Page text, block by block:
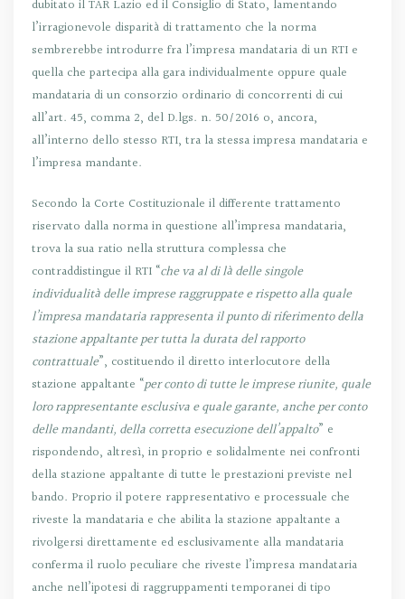
dubitato il TAR Lazio ed il Consiglio di Stato, lamentando
l’irragionevole disparità di trattamento che la norma
sembrerebbe introdurre fra l’impresa mandataria di un RTI e
quella che partecipa alla gara individualmente oppure quale
mandataria di un consorzio ordinario di concorrenti di cui
all’art. 45, comma 2, del D.lgs. n. 50/2016 o, ancora,
all’interno dello stesso RTI, tra la stessa impresa mandataria e
l’impresa mandante.
Secondo la Corte Costituzionale il differente trattamento
riservato dalla norma in questione all’impresa mandataria,
trova la sua ratio nella struttura complessa che
contraddistingue il RTI “che va al di là delle singole
individualità delle imprese raggruppate e rispetto alla quale
l’impresa mandataria rappresenta il punto di riferimento della
stazione appaltante per tutta la durata del rapporto
contrattuale”, costituendo il diretto interlocutore della
stazione appaltante “per conto di tutte le imprese riunite, quale
loro rappresentante esclusiva e quale garante, anche per conto
delle mandanti, della corretta esecuzione dell’appalto” e
rispondendo, altresì, in proprio e solidalmente nei confronti
della stazione appaltante di tutte le prestazioni previste nel
bando. Proprio il potere rappresentativo e processuale che
riveste la mandataria e che abilita la stazione appaltante a
rivolgersi direttamente ed esclusivamente alla mandataria
conferma il ruolo peculiare che riveste l’impresa mandataria
anche nell’ipotesi di raggruppamenti temporanei di tipo